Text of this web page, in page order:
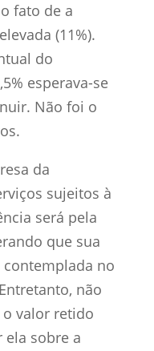
fato de a
(11%).
do
esperava-se
Não foi o
da
sujeitos à
será pela
que sua
no
não
valor retido
ela sobre a